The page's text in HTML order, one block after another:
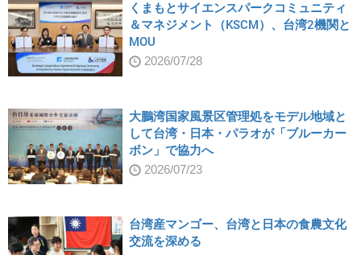
くまもとサイエンスパークコミュニティ
＆マネジメント（KSCM）、台湾2機関と
MOU
2026/07/28
大鵬湾国家風景区管理処をモデル地域と
して台湾・日本・パラオが「ブルーカー
ボン」で協力へ
2026/07/23
台湾産マンゴー、台湾と日本の食農文化
交流を深める